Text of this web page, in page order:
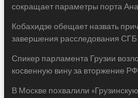
сокращает параметры порта
Кобахидзе обещает назвать
завершения расследования СГБ
Спикер парламента Грузии
косвенную вину за вторжение
В Москве похвалили